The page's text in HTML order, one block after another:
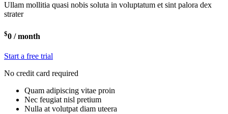
Ullam mollitia quasi nobis soluta in voluptatum et sint palora dex
strater
$0 / month
Start a free trial
No credit card required
Quam adipiscing vitae proin
Nec feugiat nisl pretium
Nulla at volutpat diam uteera